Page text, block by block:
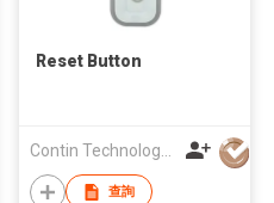
Reset Button
查詢